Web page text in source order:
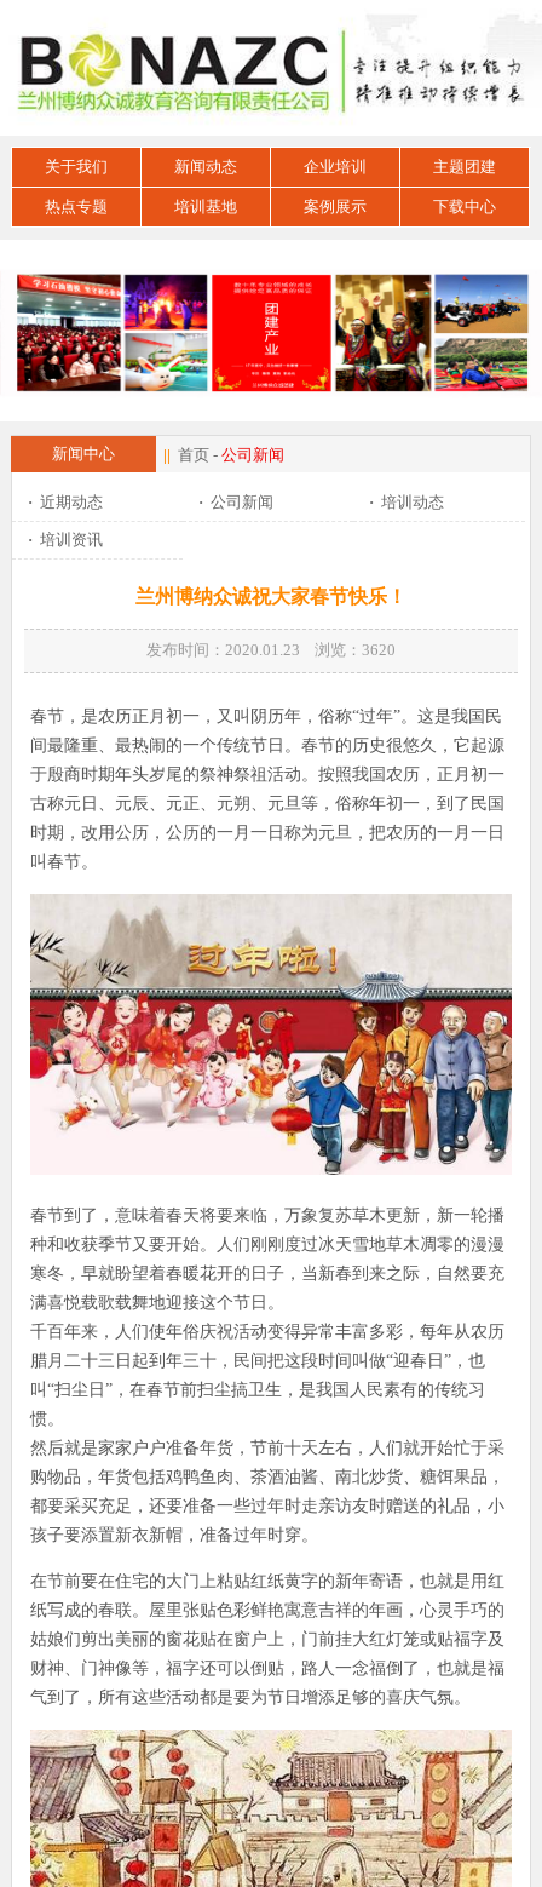
关于我们 新闻动态 企业培训 主题团建
热点专题 培训基地 案例展示 下载中心
新闻中心 || 首页- 公司新闻
· 近期动态 · 公司新闻 · 培训动态
· 培训资讯
兰州博纳众诚祝大家春节快乐！
发布时间：2020.01.23 浏览： 3620
春节，是农历正月初一，又叫阴历年，俗称“过年”。这是我国民
间最隆重、最热闹的一个传统节日。春节的历史很悠久，它起源
于殷商时期年头岁尾的祭神祭祖活动。按照我国农历，正月初一
古称元日、元辰、元正、元朔、元旦等，俗称年初一，到了民国
时期，改用公历，公历的一月一日称为元旦，把农历的一月一日
叫春节。
春节到了，意味着春天将要来临，万象复苏草木更新，新一轮播
种和收获季节又要开始。人们刚刚度过冰天雪地草木凋零的漫漫
寒冬，早就盼望着春暖花开的日子，当新春到来之际，自然要充
满喜悦载歌载舞地迎接这个节日。
千百年来，人们使年俗庆祝活动变得异常丰富多彩，每年从农历
腊月二十三日起到年三十，民间把这段时间叫做“迎春日”，也
叫“扫尘日”，在春节前扫尘搞卫生，是我国人民素有的传统习
惯。
然后就是家家户户准备年货，节前十天左右，人们就开始忙于采
购物品，年货包括鸡鸭鱼肉、茶酒油酱、南北炒货、糖饵果品，
都要采买充足，还要准备一些过年时走亲访友时赠送的礼品，小
孩子要添置新衣新帽，准备过年时穿。
在节前要在住宅的大门上粘贴红纸黄字的新年寄语，也就是用红
纸写成的春联。屋里张贴色彩鲜艳寓意吉祥的年画，心灵手巧的
姑娘们剪出美丽的窗花贴在窗户上，门前挂大红灯笼或贴福字及
财神、门神像等，福字还可以倒贴，路人一念福倒了，也就是福
气到了，所有这些活动都是要为节日增添足够的喜庆气氛。